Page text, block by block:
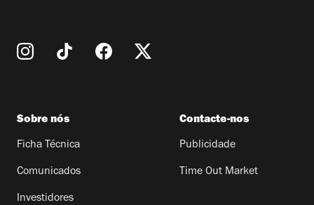
Sobre nós
Ficha Técnica
Comunicados
Investidores
Contacte-nos
Publicidade
Time Out Market